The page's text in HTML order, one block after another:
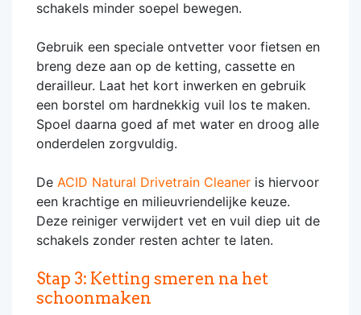
schakels minder soepel bewegen.
Gebruik een speciale ontvetter voor fietsen en
breng deze aan op de ketting, cassette en
derailleur. Laat het kort inwerken en gebruik
een borstel om hardnekkig vuil los te maken.
Spoel daarna goed af met water en droog alle
onderdelen zorgvuldig.
De ACID Natural Drivetrain Cleaner is hiervoor
een krachtige en milieuvriendelijke keuze.
Deze reiniger verwijdert vet en vuil diep uit de
schakels zonder resten achter te laten.
Stap 3: Ketting smeren na het
schoonmaken